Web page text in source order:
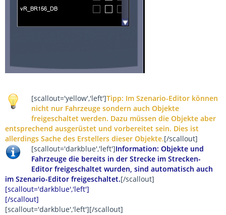
[scallout='yellow','left']Tipp: Im Szenario-Editor können
nicht nur Fahrzeuge sondern auch Objekte
freigeschaltet werden. Dazu müssen die Objekte aber
entsprechend ausgerüstet und vorbereitet sein. Dies ist
allerdings Sache des Erstellers dieser Objekte.[/scallout]
[scallout='darkblue','left']Information: Objekte und
Fahrzeuge die bereits in der Strecke im Strecken-
Editor freigeschaltet wurden, sind automatisch auch
im Szenario-Editor freigeschaltet.[/scallout]
[scallout='darkblue','left']
[/scallout]
[scallout='darkblue','left'][/scallout]